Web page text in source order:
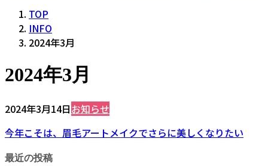
TOP
INFO
2024年3月
2024年3月
2024年3月14日お知らせ
今年こそは、眉毛アートメイクでさらに美しくなりたい
最近の投稿